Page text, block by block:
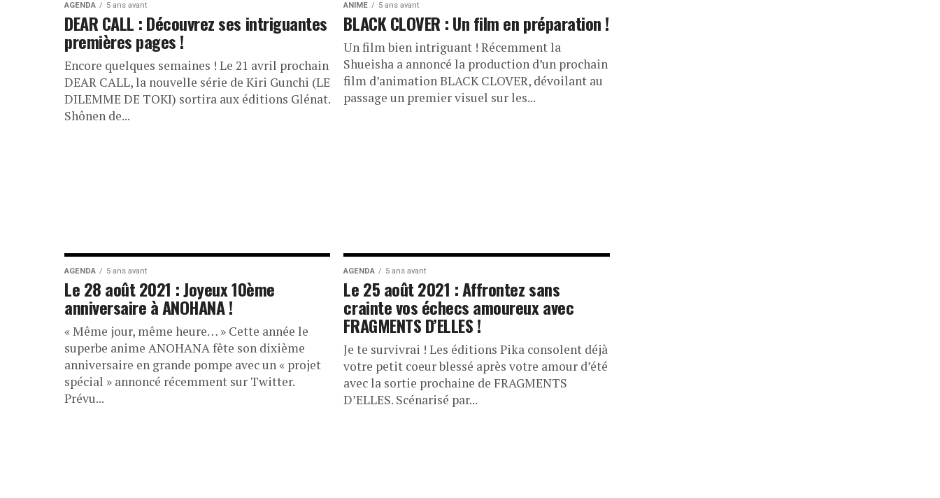
AGENDA 5 ans avant
DEAR CALL : Découvrez ses intriguantes
premières pages !
Encore quelques semaines ! Le 21 avril prochain
DEAR CALL, la nouvelle série de Kiri Gunchi (LE
DILEMME DE TOKI) sortira aux éditions Glénat.
Shônen de...
ANIME 5 ans avant
BLACK CLOVER : Un film en préparation !
Un film bien intriguant ! Récemment la
Shueisha a annoncé la production d’un prochain
film d’animation BLACK CLOVER, dévoilant au
passage un premier visuel sur les...
AGENDA 5 ans avant
Le 28 août 2021 : Joyeux 10ème
anniversaire à ANOHANA !
« Même jour, même heure… » Cette année le
superbe anime ANOHANA fête son dixième
anniversaire en grande pompe avec un « projet
spécial » annoncé récemment sur Twitter.
Prévu...
AGENDA 5 ans avant
Le 25 août 2021 : Affrontez sans
crainte vos échecs amoureux avec
FRAGMENTS D’ELLES !
Je te survivrai ! Les éditions Pika consolent déjà
votre petit coeur blessé après votre amour d’été
avec la sortie prochaine de FRAGMENTS
D’ELLES. Scénarisé par...